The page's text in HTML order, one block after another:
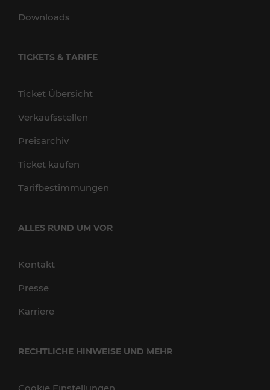
Downloads
TICKETS & TARIFE
Ticket Übersicht
Verkaufsstellen
Preisarchiv
Ticket kaufen
Tarifbestimmungen
ALLES RUND UM VOR
Kontakt
Presse
Karriere
RECHTLICHE HINWEISE UND MEHR